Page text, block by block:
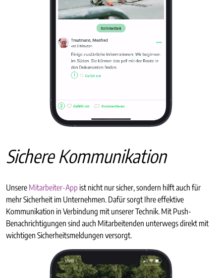
Sichere Kommunikation
Unsere Mitarbeiter-App ist nicht nur sicher, sondern hilft auch für
mehr Sicherheit im Unternehmen. Dafür sorgt Ihre effektive
Kommunikation in Verbindung mit unserer Technik. Mit Push-
Benachrichtigungen sind auch Mitarbeitenden unterwegs direkt mit
wichtigen Sicherheitsmeldungen versorgt.